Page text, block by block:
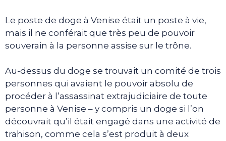
Le poste de doge à Venise était un poste à vie,
mais il ne conférait que très peu de pouvoir
souverain à la personne assise sur le trône.
Au-dessus du doge se trouvait un comité de trois
personnes qui avaient le pouvoir absolu de
procéder à l’assassinat extrajudiciaire de toute
personne à Venise – y compris un doge si l’on
découvrait qu’il était engagé dans une activité de
trahison, comme cela s’est produit à deux